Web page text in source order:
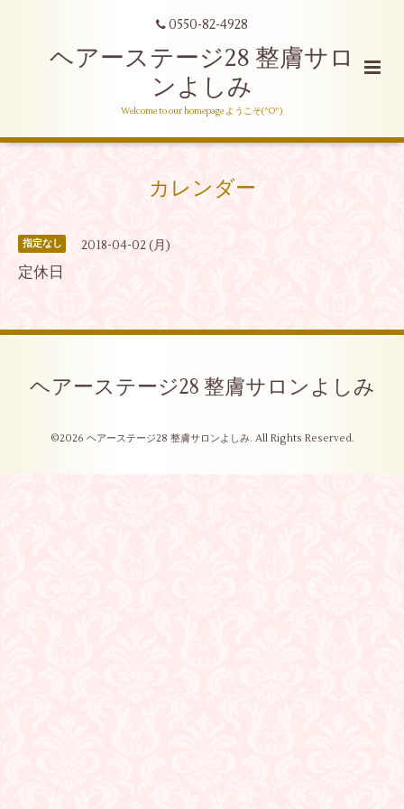
0550-82-4928
ヘアーステージ28 整膚サロ
ンよしみ
Welcome to our homepage ようこそ(^O^)
カレンダー
指定なし 2018-04-02 (月)
定休日
ヘアーステージ28 整膚サロンよしみ
©2026 ヘアーステージ28 整膚サロンよしみ. All Rights Reserved.